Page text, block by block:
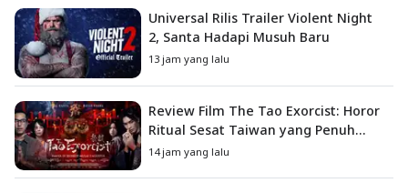
Universal Rilis Trailer Violent Night
2, Santa Hadapi Musuh Baru
13 jam yang lalu
Review Film The Tao Exorcist: Horor
Ritual Sesat Taiwan yang Penuh
Misteri dan Teror Psikologis
14 jam yang lalu